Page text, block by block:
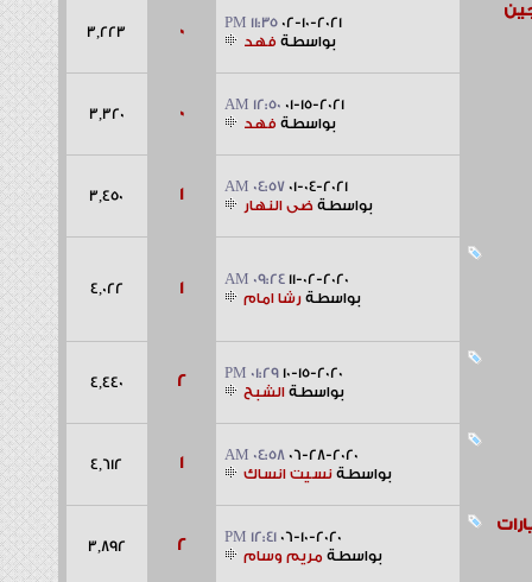
02-10-2021
11:35 PM
بواسطةفهد
3,223
01-15-2021
12:50 AM
بواسطةفهد
3,320
01-04-2021
04:57 AM
بواسطةضى النهار
3,450
11-02-2020
09:24 AM
بواسطةرشا امام
4,022
10-15-2020
01:29 PM
بواسطةالشبح
4,440
06-28-2020
04:58 AM
بواسطةنسيت انساك
4,612
06-10-2020
12:41 PM
بواسطةمريم وسام
3,892